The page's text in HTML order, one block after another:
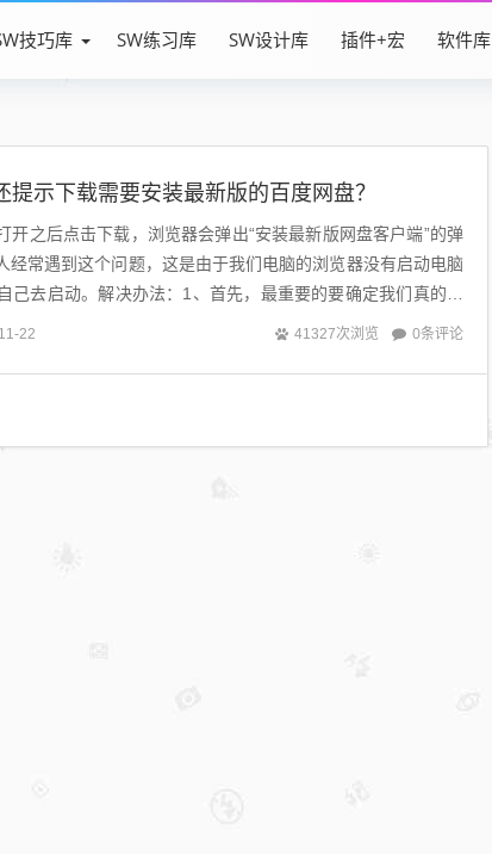
技巧库 SW练习库 SW设计库 插件+宏 软件库
示下载需要安装最新版的百度网盘？
开之后点击下载，浏览器会弹出“安装最新版网盘客户端”的弹
经常遇到这个问题，这是由于我们电脑的浏览器没有启动电脑
己去启动。解决办法：1、首先，最重要的要确定我们真的安
网盘客户端，如果还没有...
22 41327次浏览 0条评论